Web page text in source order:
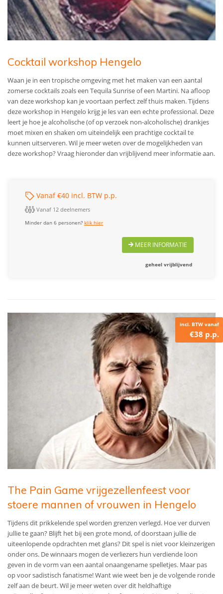
Cocktail workshop Hengelo
Waan je in een tropische omgeving met het maken van een aantal
zomerse cocktails zoals een Tequila Sunrise of een Martini. Na afloop
van deze workshop kan je voortaan perfect zelf thuis maken. Tijdens
deze workshop in Hengelo krijg je les van een echte professional. Deze
leert je hoe je alcoholische (of op verzoek non-alcoholische) drankjes
moet mixen en shaken om uiteindelijk een prachtige cocktail te
kunnen uitserveren. Wil je meer weten over de mogelijkheden van
deze workshop? Vraag hieronder dan vrijblijvend meer informatie aan.
Vanaf €40 incl. BTW p.p.
Vanaf 12 deelnemers
Minder dan 6 personen?klik hier
MEER INFORMATIE
geheel vrijblijvend
incl. BTW vanaf
€38 p.p.
The Pain Game vrijgezellenfeest voor
stoere mannen of vrouwen in Hengelo
Tijdens dit prikkelende spel worden grenzen verlegd. Hoe ver durven
jullie te gaan? Blijft het bij een grote mond, of doorstaan jullie de
uiteenlopende opdrachten met glans? Dit spel is niet voor kleinzerigen
onder ons. De winnaars mogen de verliezers hun verdiende loon
geven in de vorm van een aantal onaangename spelletjes. Maar pas
op voor sadistisch fanatisme! Want wie weet ben je de volgende ronde
zelf aan de beurt. Wil je meer weten overdit heldhaftige